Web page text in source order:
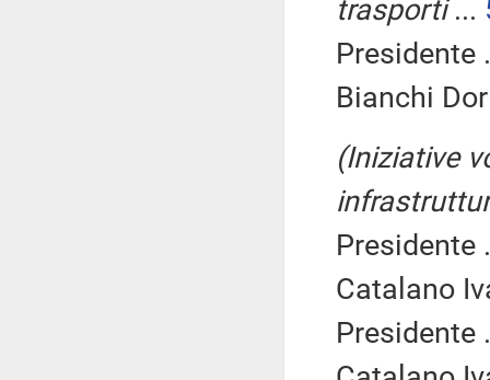
trasporti...
Presidente
Bianchi
(Iniziative
Presidente
Catalano
Presidente